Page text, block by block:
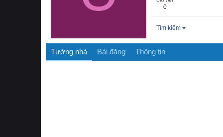
0
Tìm kiếm
Tường nhà Bài đăng Thông tin